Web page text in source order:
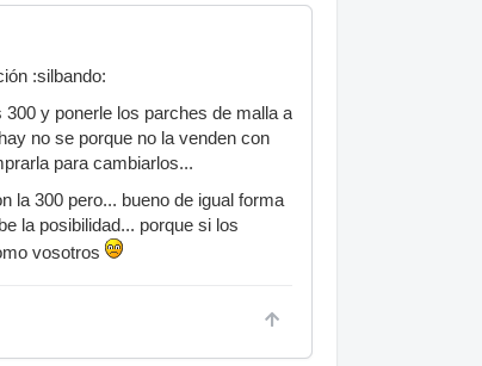
:silbando:
y ponerle los parches de malla a
no se porque no la venden con
para cambiarlos...
la 300 pero... bueno de igual forma
la posibilidad... porque si los
vosotros